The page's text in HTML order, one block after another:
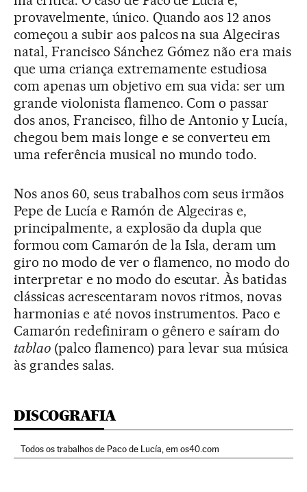
provavelmente, único. Quando aos 12 anos
começou a subir aos palcos na sua Algeciras
natal, Francisco Sánchez Gómez não era mais
que uma criança extremamente estudiosa
com apenas um objetivo em sua vida: ser um
grande violonista flamenco. Com o passar
dos anos, Francisco, filho de Antonio y Lucía,
chegou bem mais longe e se converteu em
uma referência musical no mundo todo.
Nos anos 60, seus trabalhos com seus irmãos
Pepe de Lucía e Ramón de Algeciras e,
principalmente, a explosão da dupla que
formou com Camarón de la Isla, deram um
giro no modo de ver o flamenco, no modo do
interpretar e no modo do escutar. Às batidas
clássicas acrescentaram novos ritmos, novas
harmonias e até novos instrumentos. Paco e
Camarón redefiniram o gênero e saíram do
tablao(palco flamenco) para levar sua música
às grandes salas.
DISCOGRAFIA
Todos os trabalhos de Paco de Lucía, em os40.com